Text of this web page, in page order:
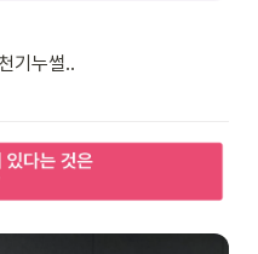
기누썰..